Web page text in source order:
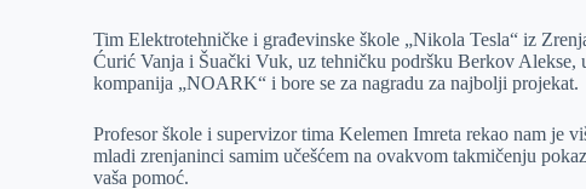
e
r
I
n
s
A
p
a
i
Tim Elektrotehničke i građevinske škole „Nikola Tesla“ iz
Ćurić Vanja i Šuački Vuk, uz tehničku podršku Berkov Alekse,
kompanija „NOARK“ i bore se za nagradu za najbolji projekat.
Profesor škole i supervizor tima Kelemen Imreta rekao nam je
mladi zrenjaninci samim učešćem na ovakvom takmičenju
vaša pomoć.